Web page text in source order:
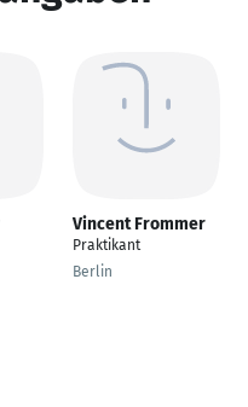
Vincent Frommer
Praktikant
Berlin